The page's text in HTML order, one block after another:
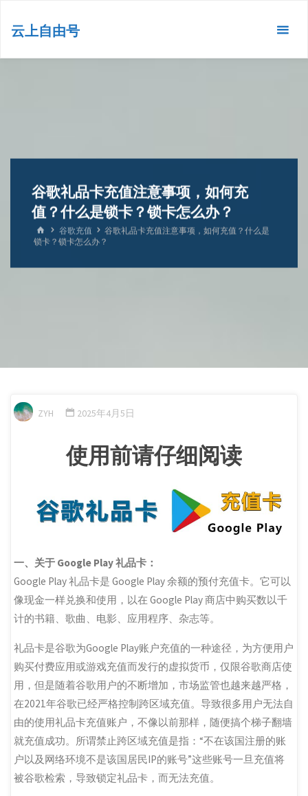
云上自由号
谷歌礼品卡充值注意事项，如何充
值？什么是锁卡？锁卡怎么办？
首
页
谷歌充值
谷歌礼品卡充值注意事项，如何充值？什么是
锁卡？锁卡怎么办？
ZYH 2025年4月5日
使用前请仔细阅读
一、关于 Google Play 礼品卡：
Google Play 礼品卡是 Google Play 余额的预付充值卡。它可以
像现金一样兑换和使用，以在 Google Play 商店中购买数以千
计的书籍、歌曲、电影、应用程序、杂志等。
礼品卡是谷歌为Google Play账户充值的一种途径，为方便用户
购买付费应用或游戏充值而发行的虚拟货币，仅限谷歌商店使
用，但是随着谷歌用户的不断增加，市场监管也越来越严格，
在2021年谷歌已经严格控制跨区域充值。导致很多用户无法自
由的使用礼品卡充值账户，不像以前那样，随便搞个梯子翻墙
就充值成功。所谓禁止跨区域充值是指：“不在该国注册的账
户以及网络环境不是该国居民IP的账号”这些账号一旦充值将
被谷歌检索，导致锁定礼品卡，而无法充值。